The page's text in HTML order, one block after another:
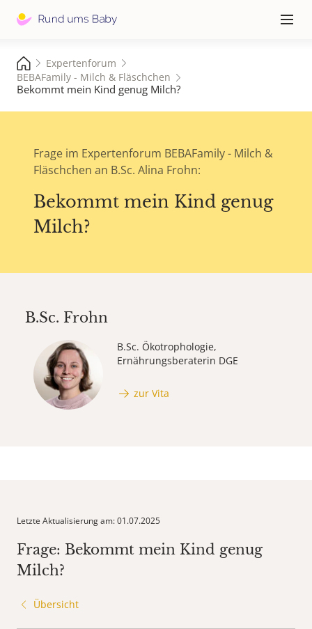
≡
Expertenforum
BEBAFamily - Milch & Fläschchen
Bekommt mein Kind genug Milch?
Frage im Expertenforum BEBAFamily - Milch &
Fläschchen an B.Sc. Alina Frohn:
Bekommt mein Kind genug
Milch?
B.Sc. Frohn
B.Sc. Ökotrophologie,
Ernährungsberaterin DGE
zur Vita
Letzte Aktualisierung am: 01.07.2025
Frage: Bekommt mein Kind genug
Milch?
Übersicht